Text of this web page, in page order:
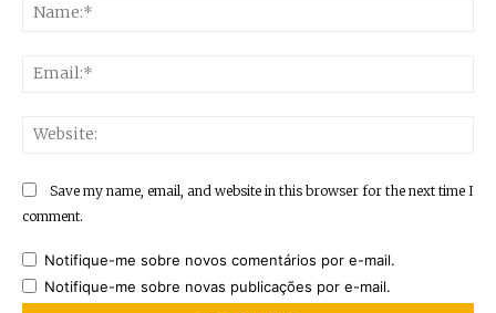
Save my name, email, and website in this browser for the next time I
comment.
Notifique-me sobre novos comentários por e-mail.
Notifique-me sobre novas publicações por e-mail.